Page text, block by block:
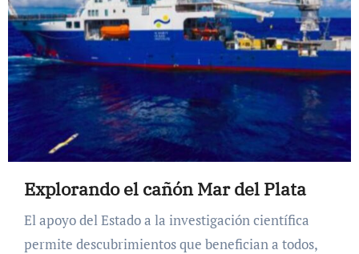
Explorando el cañón Mar del Plata
El apoyo del Estado a la investigación científica
permite descubrimientos que benefician a todos,